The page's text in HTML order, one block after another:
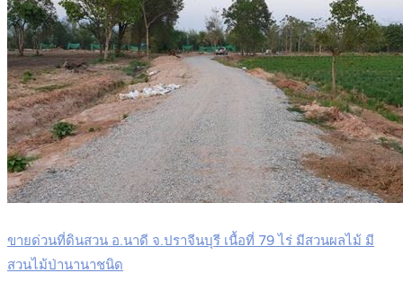
ขายด่วนที่ดินสวน อ.นาดี จ.ปราจีนบุรี เนื้อที่ 79 ไร่ มีสวนผลไม้ มี
สวนไม้ป่านานาชนิด